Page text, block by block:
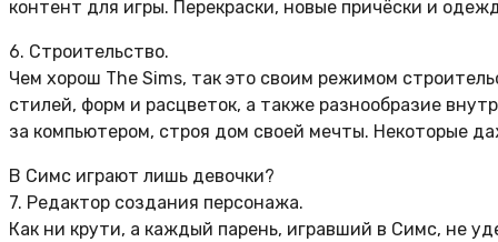
контент для игры. Перекраски, новые причёски и
6. Строительство.
Чем хорош The Sims, так это своим режимом
стилей, форм и расцветок, а также разнообразие
за компьютером, строя дом своей мечты. Некоторые
В Симс играют лишь девочки?
7. Редактор создания персонажа.
Как ни крути, а каждый парень, игравший в Симс, не